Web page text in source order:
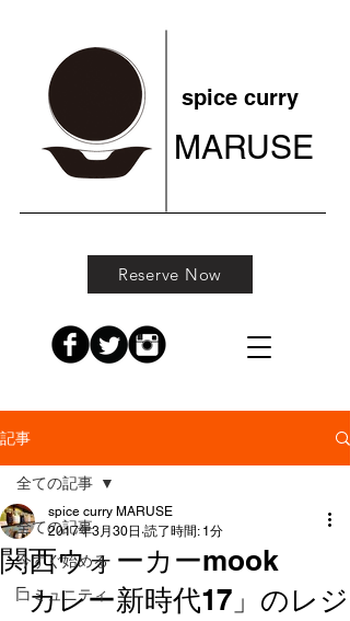
spice curry
MARUSE
Reserve Now
記事
全ての記事
今すぐ始める
コミュニティ
全ての記事
関西ウォーカーmook
「カレー新時代17」のレジ
spice curry MARUSE
2017年3月30日 読了時間: 1分